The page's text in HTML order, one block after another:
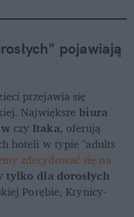
pojawiają
przejawia się
Największe biura
czy Itaka, oferują
hoteli w typie "adults
zdecydować się na
tylko dla dorosłych
Porębie, Krynicy-